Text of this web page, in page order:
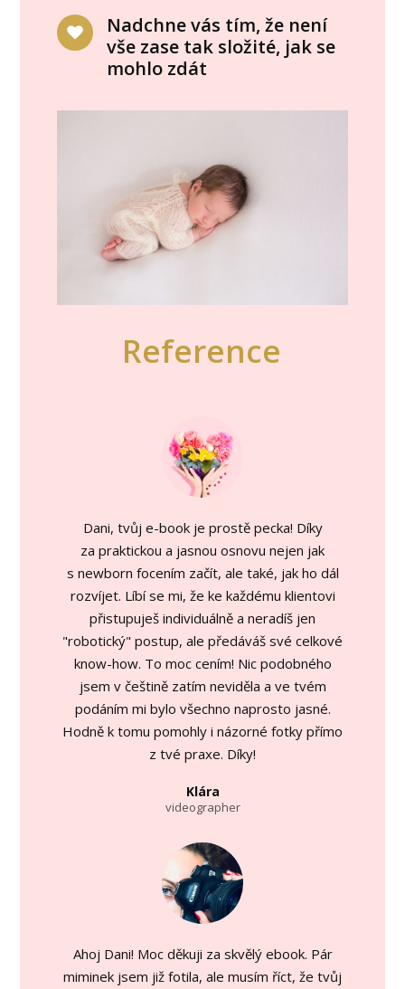
Nadchne vás tím, že není
vše zase tak složité, jak se
mohlo zdát
Reference
Dani, tvůj e-book je prostě pecka! Díky
za praktickou a jasnou osnovu nejen jak
s newborn focením začít, ale také, jak ho dál
rozvíjet. Líbí se mi, že ke každému klientovi
přistupuješ individuálně a neradíš jen
"robotický" postup, ale předáváš své celkové
know-how. To moc cením! Nic podobného
jsem v češtině zatím neviděla a ve tvém
podáním mi bylo všechno naprosto jasné.
Hodně k tomu pomohly i názorné fotky přímo
z tvé praxe. Díky!
Klára
videographer
Ahoj Dani! Moc děkuji za skvělý ebook. Pár
miminek jsem již fotila, ale musím říct, že tvůj